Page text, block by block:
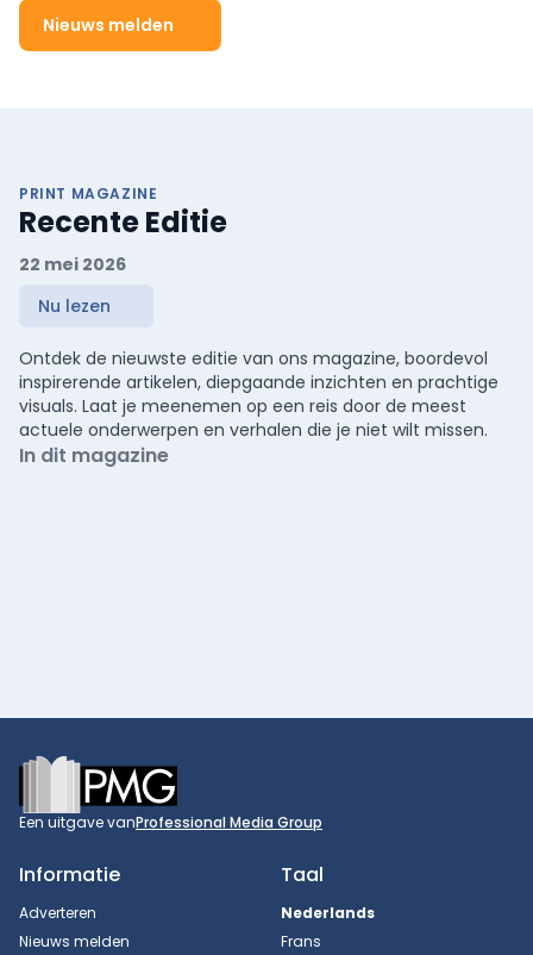
Nieuws melden
PRINT MAGAZINE
Recente Editie
22 mei 2026
Nu lezen
Ontdek de nieuwste editie van ons magazine, boordevol
inspirerende artikelen, diepgaande inzichten en prachtige
visuals. Laat je meenemen op een reis door de meest
actuele onderwerpen en verhalen die je niet wilt missen.
In dit magazine
Footer
Een uitgave vanProfessional Media Group
Informatie
Adverteren
Nieuws melden
Taal
Nederlands
Frans